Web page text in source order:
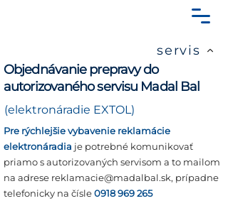
servis
Objednávanie prepravy do
autorizovaného servisu Madal Bal
(elektronáradie EXTOL)
Pre rýchlejšie vybavenie reklamácie
elektronáradia je potrebné komunikovať
priamo s autorizovaných servisom a to mailom
na adrese reklamacie@madalbal.sk, prípadne
telefonicky na čísle0918 969 265